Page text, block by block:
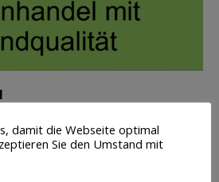
die ihr eigenes Geld für Freiheit
gegen Geld einzutauschen.
damit die Webseite optimal
Sie den Umstand mit